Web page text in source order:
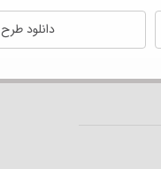
دانلود طرح